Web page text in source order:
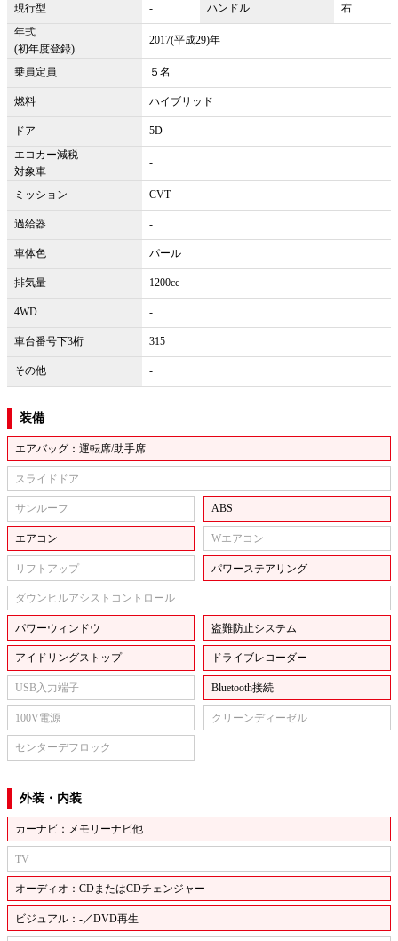
現行型 - ハンドル
右
年式
(初年度登録)
2017(平成29)年
乗員定員 ５名
燃料 ハイブリッド
ドア
5D
エコカー減税
対象車
-
ミッション CVT
過給器 -
車体色 パール
排気量 1200cc
4WD -
車台番号下3桁 315
その他 -
装備
エアバッグ：運転席/助手席
スライドドア
サンルーフ ABS
エアコン Wエアコン
リフトアップ パワーステアリング
ダウンヒルアシストコントロール
パワーウィンドウ 盗難防止システム
アイドリングストップ ドライブレコーダー
USB入力端子 Bluetooth接続
100V電源 クリーンディーゼル
センターデフロック
外装・内装
カーナビ：メモリーナビ他
TV
オーディオ：CDまたはCDチェンジャー
ビジュアル：-／DVD再生